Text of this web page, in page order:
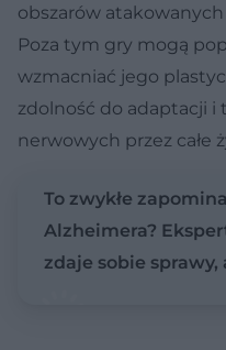
obszarów
Poza tym gry mogą
wzmacniać jego
zdolność do adaptacji i
nerwowych przez całe
To zwykłe
Alzheimera?
zdaje sobie